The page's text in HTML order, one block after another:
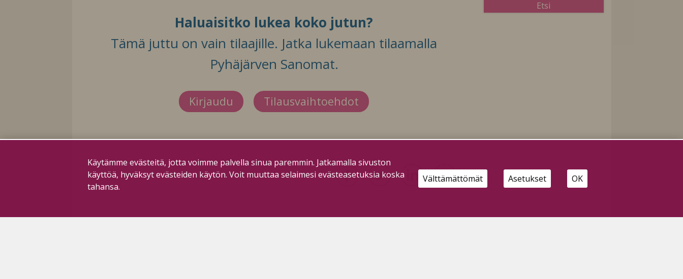
Haluaisitko lukea koko jutun?
Tämä juttu on vain tilaajille. Jatka lukemaan tilaamalla
Pyhäjärven Sanomat.
Kirjaudu Tilausvaihtoehdot
Käytämme evästeitä, jotta voimme palvella sinua paremmin. Jatkamalla sivuston
käyttöä, hyväksyt evästeiden käytön. Voit muuttaa selaimesi evästeasetuksia koska
tahansa.
Välttämättömät Asetukset OK